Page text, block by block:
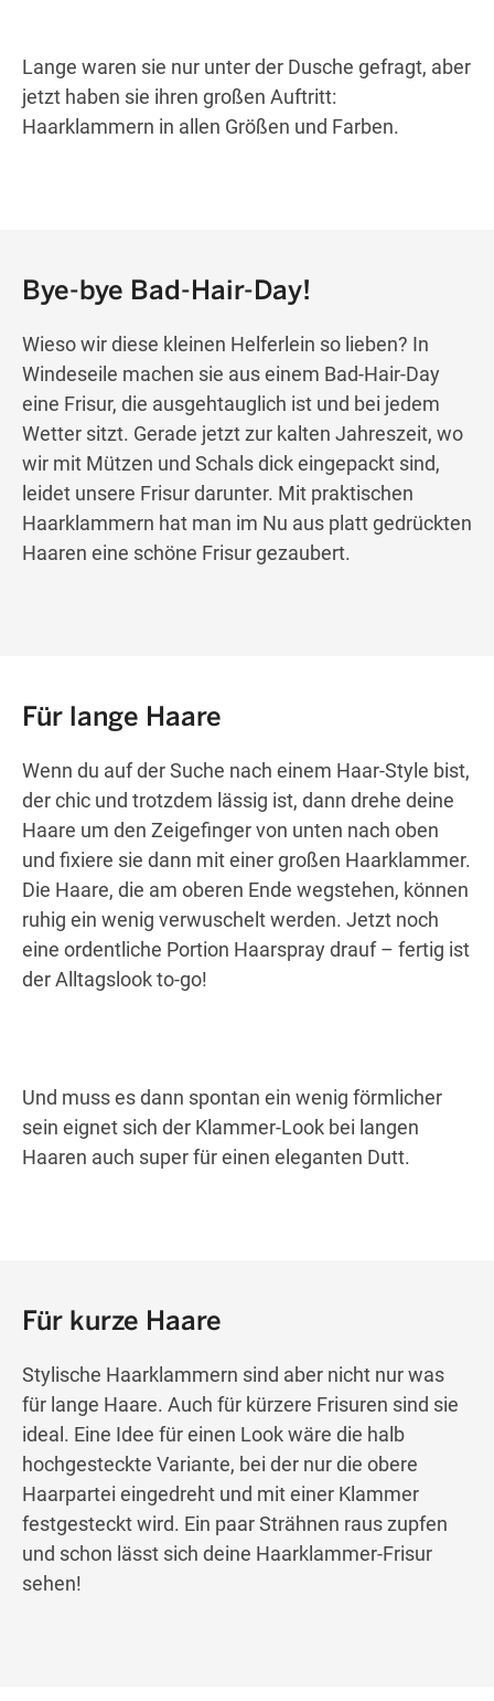
Lange waren sie nur unter der Dusche gefragt, aber
jetzt haben sie ihren großen Auftritt:
Haarklammern in allen Größen und Farben.
Bye-bye Bad-Hair-Day!
Wieso wir diese kleinen Helferlein so lieben? In
Windeseile machen sie aus einem Bad-Hair-Day
eine Frisur, die ausgehtauglich ist und bei jedem
Wetter sitzt. Gerade jetzt zur kalten Jahreszeit, wo
wir mit Mützen und Schals dick eingepackt sind,
leidet unsere Frisur darunter. Mit praktischen
Haarklammern hat man im Nu aus platt gedrückten
Haaren eine schöne Frisur gezaubert.
Für lange Haare
Wenn du auf der Suche nach einem Haar-Style bist,
der chic und trotzdem lässig ist, dann drehe deine
Haare um den Zeigefinger von unten nach oben
und fixiere sie dann mit einer großen Haarklammer.
Die Haare, die am oberen Ende wegstehen, können
ruhig ein wenig verwuschelt werden. Jetzt noch
eine ordentliche Portion Haarspray drauf – fertig ist
der Alltagslook to-go!
Und muss es dann spontan ein wenig förmlicher
sein eignet sich der Klammer-Look bei langen
Haaren auch super für einen eleganten Dutt.
Für kurze Haare
Stylische Haarklammern sind aber nicht nur was
für lange Haare. Auch für kürzere Frisuren sind sie
ideal. Eine Idee für einen Look wäre die halb
hochgesteckte Variante, bei der nur die obere
Haarpartei eingedreht und mit einer Klammer
festgesteckt wird. Ein paar Strähnen raus zupfen
und schon lässt sich deine Haarklammer-Frisur
sehen!